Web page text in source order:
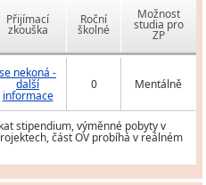
Přijímací
zkouška
Roční
školné
Možnost
studia pro
ZP
se nekoná -
další
informace
0 Mentálně
stipendium, výměnné pobyty v
část OV probíhá v reálném